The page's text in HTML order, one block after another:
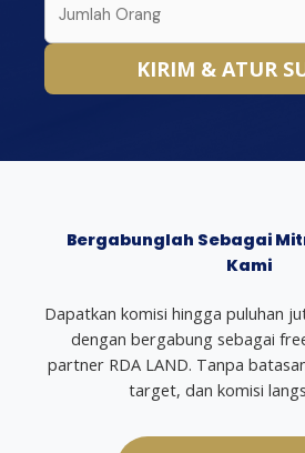
KIRIM & ATUR
Bergabunglah Sebagai
Kami
Dapatkan komisi hingga puluhan
dengan bergabung sebagai
partner RDA LAND. Tanpa
target, dan komisi